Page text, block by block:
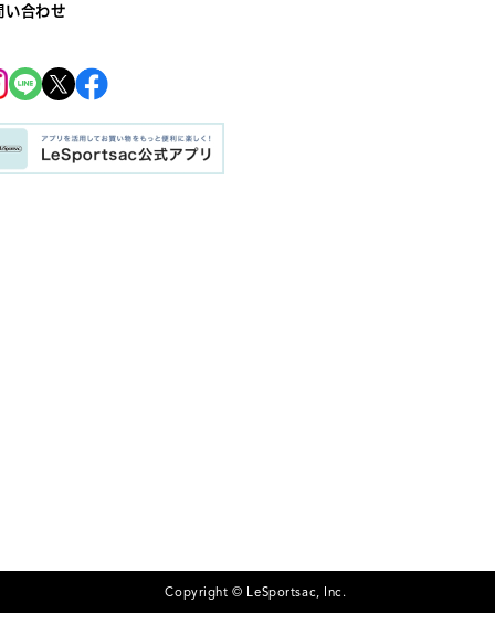
い合わせ
Copyright © LeSportsac, Inc.